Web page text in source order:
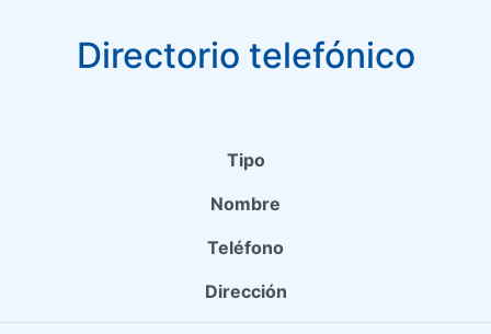
Directorio telefónico
Tipo
Nombre
Teléfono
Dirección